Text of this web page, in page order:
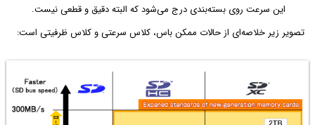
این سرعت روی بسته‌بندی درج می‌شود که البته دقیق و قطعی نیست.
تصویر زیر خلاصه‌ای از حالات ممکن باس، کلاس سرعتی و کلاس ظرفیتی است: